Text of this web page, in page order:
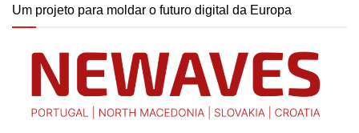
Um projeto para moldar o futuro digital da Europa